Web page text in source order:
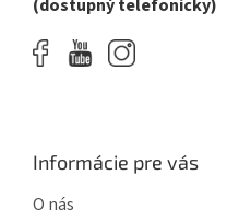
(dostupný telefonicky)
Informácie pre vás
O nás